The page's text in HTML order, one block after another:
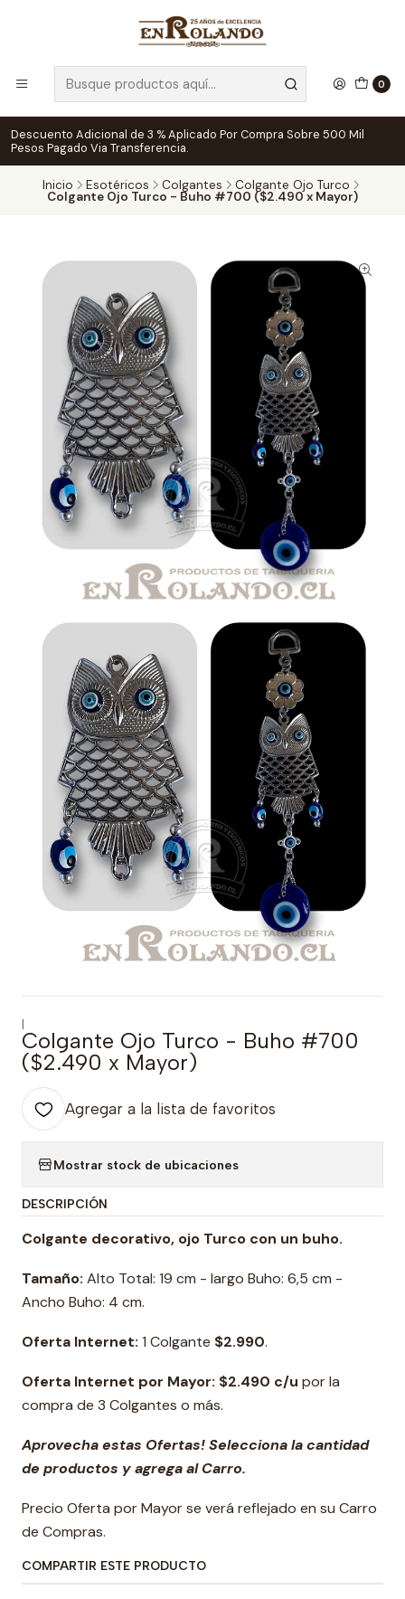
0
Descuento Adicional de 3 % Aplicado Por Compra Sobre 500 Mil
Pesos Pagado Via Transferencia.
Inicio Esotéricos Colgantes Colgante Ojo Turco
Colgante Ojo Turco - Buho #700 ($2.490 x Mayor)
|
Colgante Ojo Turco - Buho #700
($2.490 x Mayor)
Agregar a la lista de favoritos
Mostrar stock de ubicaciones
DESCRIPCIÓN
Colgante decorativo, ojo Turco con un buho.
Tamaño: Alto Total: 19 cm - largo Buho: 6,5 cm -
Ancho Buho: 4 cm.
Oferta Internet: 1 Colgante $2.990.
Oferta Internet por Mayor: $2.490 c/u por la
compra de 3 Colgantes o más.
Aprovecha estas Ofertas! Selecciona la cantidad
de productos y agrega al Carro.
Precio Oferta por Mayor se verá reflejado en su Carro
de Compras.
COMPARTIR ESTE PRODUCTO